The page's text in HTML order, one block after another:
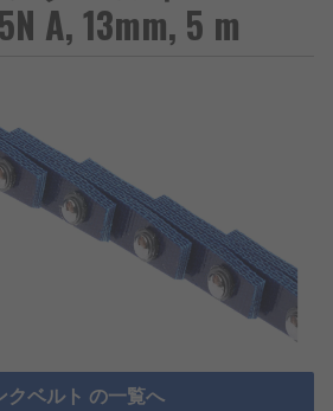
A, 13mm, 5 m
クベルト の一覧へ